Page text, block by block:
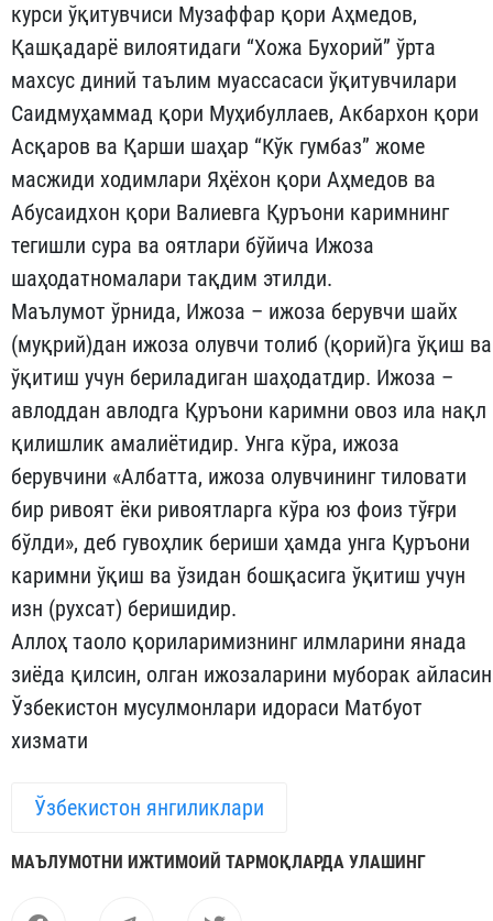
курси ўқитувчиси Музаффар қори Aҳмедов,
Қашқадарё вилоятидаги “Хожа Бухорий” ўрта
махсус диний таълим муассасаси ўқитувчилари
Саидмуҳаммад қори Муҳибуллаев, Акбархон қори
Асқаров ва Қарши шаҳар “Кўк гумбаз” жоме
масжиди ходимлари Яҳёхон қори Аҳмедов ва
Абусаидхон қори Валиевга Қуръони каримнинг
тегишли сура ва оятлари бўйича Ижоза
шаҳодатномалари тақдим этилди.
Маълумот ўрнида, Ижоза – ижоза берувчи шайх
(муқрий)дан ижоза олувчи толиб (қорий)га ўқиш ва
ўқитиш учун бериладиган шаҳодатдир. Ижоза –
авлоддан авлодга Қуръони каримни овоз ила нақл
қилишлик амалиётидир. Унга кўра, ижоза
берувчини «Албатта, ижоза олувчининг тиловати
бир ривоят ёки ривоятларга кўра юз фоиз тўғри
бўлди», деб гувоҳлик бериши ҳамда унга Қуръони
каримни ўқиш ва ўзидан бошқасига ўқитиш учун
изн (рухсат) беришидир.
Аллоҳ таоло қориларимизнинг илмларини янада
зиёда қилсин, олган ижозаларини муборак
Ўзбекистон мусулмонлари идораси Матбуот
хизмати
Ўзбекистон янгиликлари
МАЪЛУМОТНИ ИЖТИМОИЙ ТАРМОҚЛАРДА УЛАШИНГ